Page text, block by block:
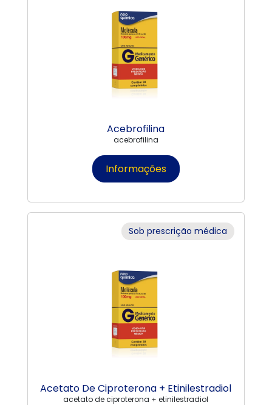
Acebrofilina
acebrofilina
Informações
Sob prescrição médica
Acetato De Ciproterona + Etinilestradiol
acetato de ciproterona + etinilestradiol